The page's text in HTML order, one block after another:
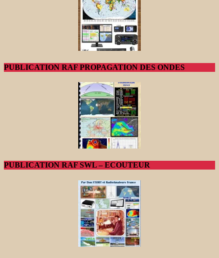
PUBLICATION RAF PROPAGATION DES ONDES
PUBLICATION RAF SWL – ECOUTEUR